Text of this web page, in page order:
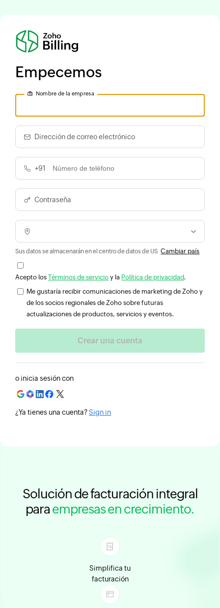
Solución de facturación integral
para empresas en crecimiento.
Simplifica tu
facturación
Empecemos
Nombre de la empresa
Dirección de correo electrónico
+91
Contraseña
Sus datos se almacenarán en el centro de datos de US Cambiar país
Acepto losTérminos de servicio y la Política de privacidad.
Me gustaría recibir comunicaciones de marketing de Zoho y
de los socios regionales de Zoho sobre futuras
actualizaciones de productos, servicios y eventos.
o inicia sesión con
¿Ya tienes una cuenta?Sign in